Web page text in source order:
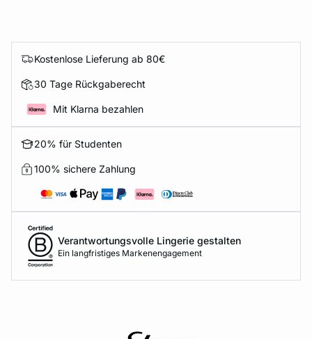
Kostenlose Lieferung ab 80€
30 Tage Rückgaberecht
Mit Klarna bezahlen
20% für Studenten
100% sichere Zahlung
Verantwortungsvolle Lingerie gestalten
Ein langfristiges Markenengagement